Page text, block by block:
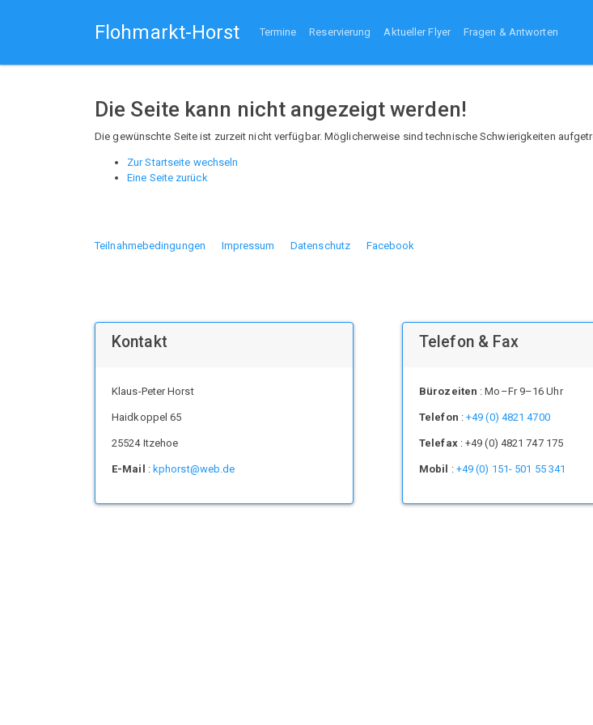
Flohmarkt-Horst Termine Reservierung Aktueller Flyer Fragen & Antworten
Die Seite kann nicht angezeigt werden!
Die gewünschte Seite ist zurzeit nicht verfügbar. Möglicherweise sind technische Schwierigkeiten
Zur Startseite wechseln
Eine Seite zurück
Teilnahmebedingungen Impressum Datenschutz Facebook
Kontakt
Klaus-Peter Horst
Haidkoppel 65
25524 Itzehoe
E-Mail : kphorst@web.de
Telefon & Fax
Bürozeiten : Mo–Fr 9–16 Uhr
Telefon :+49 (0) 4821 4700
Telefax: +49 (0) 4821 747 175
Mobil : +49 (0) 151- 501 55 341